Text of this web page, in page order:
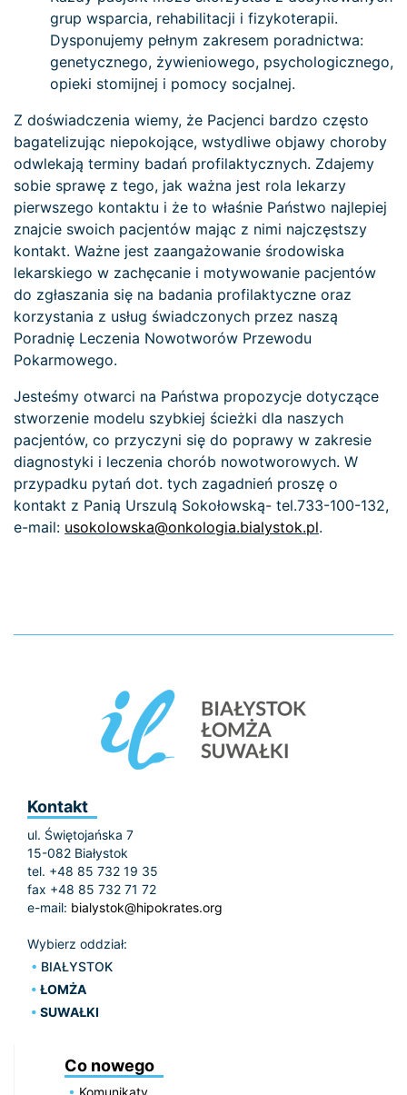
grup wsparcia, rehabilitacji i fizykoterapii.
Dysponujemy pełnym zakresem poradnictwa:
genetycznego, żywieniowego, psychologicznego,
opieki stomijnej i pomocy socjalnej.
Z doświadczenia wiemy, że Pacjenci bardzo często
bagatelizując niepokojące, wstydliwe objawy choroby
odwlekają terminy badań profilaktycznych. Zdajemy
sobie sprawę z tego, jak ważna jest rola lekarzy
pierwszego kontaktu i że to właśnie Państwo najlepiej
znajcie swoich pacjentów mając z nimi najczęstszy
kontakt. Ważne jest zaangażowanie środowiska
lekarskiego w zachęcanie i motywowanie pacjentów
do zgłaszania się na badania profilaktyczne oraz
korzystania z usług świadczonych przez naszą
Poradnię Leczenia Nowotworów Przewodu
Pokarmowego.
Jesteśmy otwarci na Państwa propozycje dotyczące
stworzenie modelu szybkiej ścieżki dla naszych
pacjentów, co przyczyni się do poprawy w zakresie
diagnostyki i leczenia chorób nowotworowych. W
przypadku pytań dot. tych zagadnień proszę o
kontakt z Panią Urszulą Sokołowską- tel.733-100-132,
e-mail: usokolowska@onkologia.bialystok.pl.
Kontakt
ul. Świętojańska 7
15-082 Białystok
tel. +48 85 732 19 35
fax +48 85 732 71 72
e-mail: bialystok@hipokrates.org
Wybierz oddział:
BIAŁYSTOK
ŁOMŻA
SUWAŁKI
Co nowego
Komunikaty